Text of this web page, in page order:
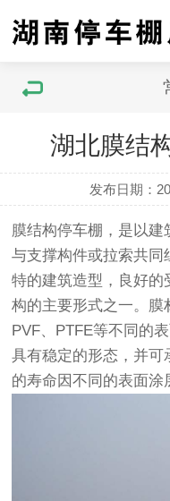
湖北膜结
发布日期：
膜结构停车棚，是以建
与支撑构件或拉索共同
特的建筑造型，良好
构的主要形式之一。膜
PVF、PTFE等不同的
具有稳定的形态，并可
的寿命因不同的表面涂